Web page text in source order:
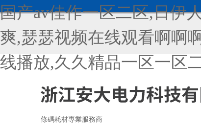
国产av佳作一区二区,日伊
爽,瑟瑟视频在线观看啊啊
线播放,久久精品一区一区
條碼耗材專業服務商